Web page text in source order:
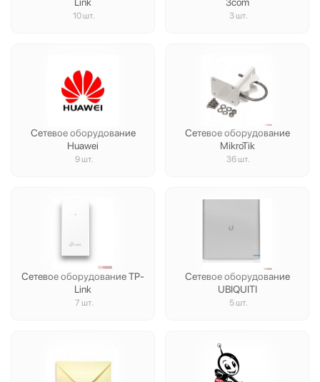
10 шт. 3 шт.
Сетевое оборудование
Huawei
9 шт.
Сетевое оборудование
MikroTik
36 шт.
Сетевое оборудование TP-
Link
7 шт.
Сетевое оборудование
UBIQUITI
5 шт.